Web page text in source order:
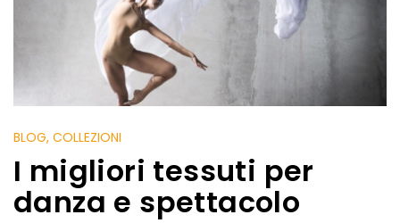
BLOG, COLLEZIONI
I migliori tessuti per
danza e spettacolo